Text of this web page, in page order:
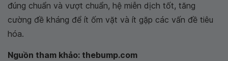
đúng chuẩn và vượt chuẩn, hệ miễn dịch tốt, tăng
cường đề kháng để ít ốm vặt và ít gặp các vấn đề tiêu
hóa.
Nguồn tham khảo: thebump.com